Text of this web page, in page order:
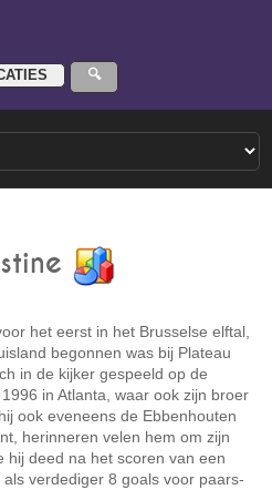
het eerst in het Brusselse elftal,
begonnen was bij Plateau
in de kijker gespeeld op de
in Atlanta, waar ook zijn broer
ook eveneens de Ebbenhouten
herinneren velen hem om zijn
hij deed na het scoren van een
verdediger 8 goals voor paars-